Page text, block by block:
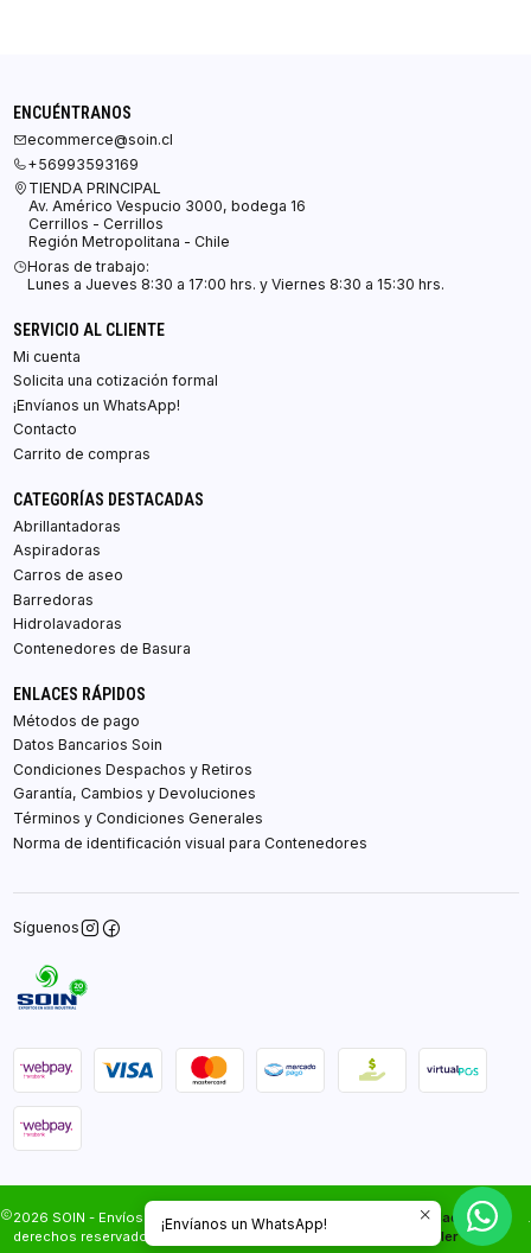
ENCUÉNTRANOS
ecommerce@soin.cl
+56993593169
TIENDA PRINCIPAL
Av. Américo Vespucio 3000, bodega 16
Cerrillos - Cerrillos
Región Metropolitana - Chile
Horas de trabajo:
Lunes a Jueves 8:30 a 17:00 hrs. y Viernes 8:30 a 15:30 hrs.
SERVICIO AL CLIENTE
Mi cuenta
Solicita una cotización formal
¡Envíanos un WhatsApp!
Contacto
Carrito de compras
CATEGORÍAS DESTACADAS
Abrillantadoras
Aspiradoras
Carros de aseo
Barredoras
Hidrolavadoras
Contenedores de Basura
ENLACES RÁPIDOS
Métodos de pago
Datos Bancarios Soin
Condiciones Despachos y Retiros
Garantía, Cambios y Devoluciones
Términos y Condiciones Generales
Norma de identificación visual para Contenedores
Síguenos
2026 SOIN - Envíos Gratis en Santiago.Todos los
derechos reservados.
Desarrollado por
Jumpseller
¡Envíanos un WhatsApp!